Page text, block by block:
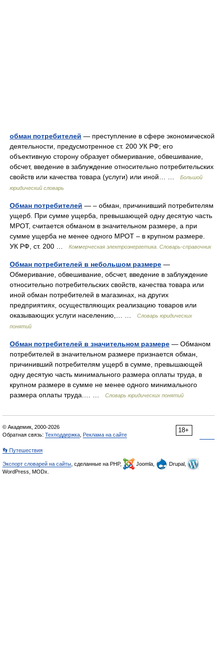
обман потребителей — преступление в сфере экономической
деятельности, предусмотренное ст. 200 УК РФ; его
объективную сторону образует обмеривание, обвешивание,
обсчет, введение в заблуждение относительно потребительских
свойств или качества товара (услуги) или иной… …
Большой
юридический словарь
Обман потребителей — – обман, причинивший потребителям
ущерб. При сумме ущерба, превышающей одну десятую часть
МРОТ, считается обманом в значительном размере, а при
сумме ущерба не менее одного МРОТ – в крупном размере.
УК РФ, ст. 200 …
Коммерческая электроэнергетика. Словарь-справочник
Обман потребителей в небольшом размере —
Обмеривание, обвешивание, обсчет, введение в заблуждение
относительно потребительских свойств, качества товара или
иной обман потребителей в магазинах, на других
предприятиях, осуществляющих реализацию товаров или
оказывающих услуги населению,… …
Словарь юридических
понятий
Обман потребителей в значительном размере — Обманом
потребителей в значительном размере признается обман,
причинивший потребителям ущерб в сумме, превышающей
одну десятую часть минимального размера оплаты труда, в
крупном размере в сумме не менее одного минимального
размера оплаты труда.… …
Словарь юридических понятий
18+
© Академик, 2000-2026
Обратная связь: Техподдержка Реклама на сайте
👣 Путешествия
Экспорт словарей на сайты , сделанные на PHP, Joomla,
Drupal,
WordPress, MODx.